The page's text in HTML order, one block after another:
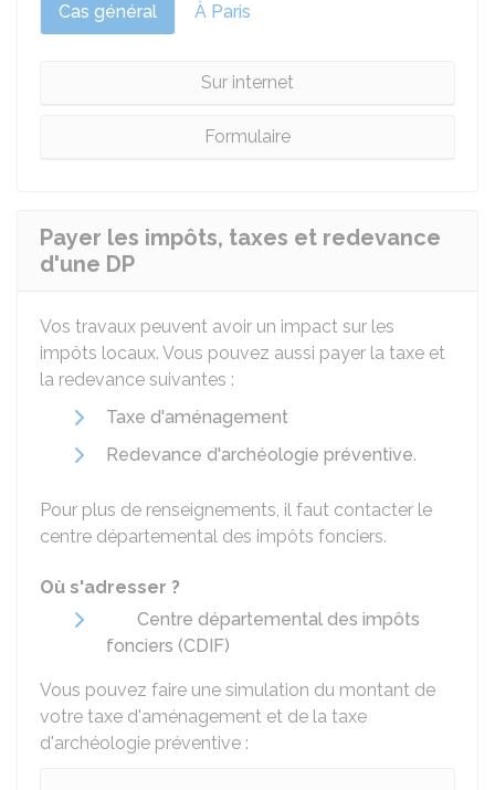
Cas général À Paris
Sur internet
Formulaire
Payer les impôts, taxes et redevance
d'une DP
Vos travaux peuvent avoir un impact sur les
impôts locaux. Vous pouvez aussi payer la taxe et
la redevance suivantes :
Taxe d'aménagement
Redevance d'archéologie préventive.
Pour plus de renseignements, il faut contacter le
centre départemental des impôts fonciers.
Où s'adresser ?
Centre départemental des impôts
fonciers (CDIF)
Vous pouvez faire une simulation du montant de
votre taxe d'aménagement et de la taxe
d'archéologie préventive :